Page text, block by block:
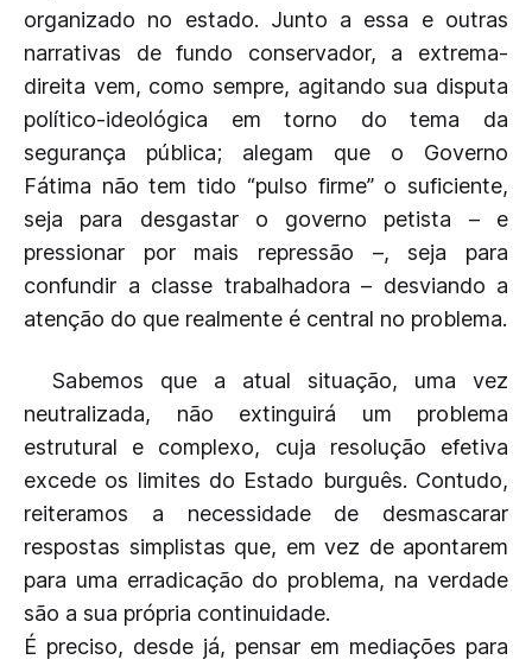
organizado no estado. Junto a essa e outras
narrativas de fundo conservador, a extrema-
direita vem, como sempre, agitando sua disputa
político-ideológica em torno do tema da
segurança pública; alegam que o Governo
Fátima não tem tido “pulso firme” o suficiente,
seja para desgastar o governo petista – e
pressionar por mais repressão –, seja para
confundir a classe trabalhadora – desviando a
atenção do que realmente é central no problema.
Sabemos que a atual situação, uma vez
neutralizada, não extinguirá um problema
estrutural e complexo, cuja resolução efetiva
excede os limites do Estado burguês. Contudo,
reiteramos a necessidade de desmascarar
respostas simplistas que, em vez de apontarem
para uma erradicação do problema, na verdade
são a sua própria continuidade.
É preciso, desde já, pensar em mediações para